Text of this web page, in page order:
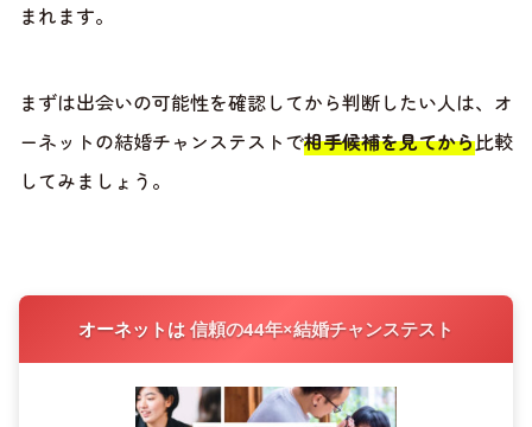
まれます。
まずは出会いの可能性を確認してから判断したい人は、オ
ーネットの結婚チャンステストで相手候補を見てから比較
してみましょう。
オーネットは 信頼の44年×結婚チャンステスト